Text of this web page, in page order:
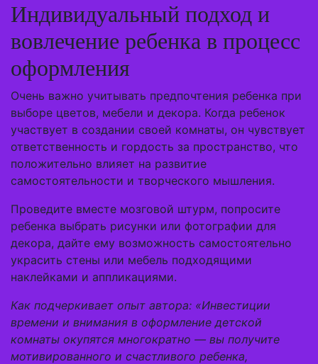
Индивидуальный подход и
вовлечение ребенка в процесс
оформления
Очень важно учитывать предпочтения ребенка при
выборе цветов, мебели и декора. Когда ребенок
участвует в создании своей комнаты, он чувствует
ответственность и гордость за пространство, что
положительно влияет на развитие
самостоятельности и творческого мышления.
Проведите вместе мозговой штурм, попросите
ребенка выбрать рисунки или фотографии для
декора, дайте ему возможность самостоятельно
украсить стены или мебель подходящими
наклейками и аппликациями.
Как подчеркивает опыт автора: «Инвестиции
времени и внимания в оформление детской
комнаты окупятся многократно — вы получите
мотивированного и счастливого ребенка,